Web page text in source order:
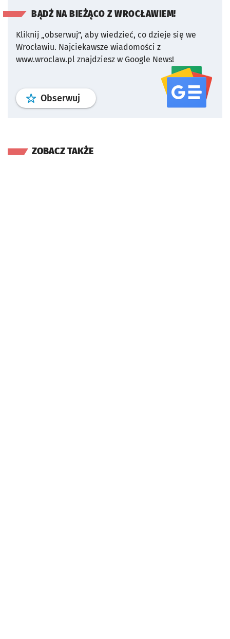
BĄDŹ NA BIEŻĄCO Z WROCŁAWIEM!
Kliknij „obserwuj”, aby wiedzieć, co dzieje się we
Wrocławiu. Najciekawsze wiadomości z
www.wroclaw.pl znajdziesz w Google News!
Obserwuj profil serwisu
ZOBACZ TAKŻE